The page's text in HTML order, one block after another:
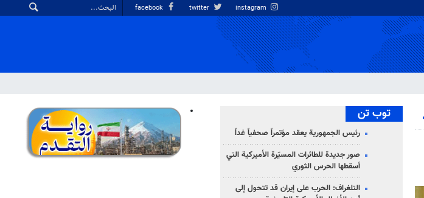
توب تن
رئيس الجمهورية يعقد مؤتمراً صحفياً غداً
صور جديدة للطائرات المسيّرة الأميركية التي
أسقطها الحرس الثوري
التلغراف: الحرب على إيران قد تتحول إلى